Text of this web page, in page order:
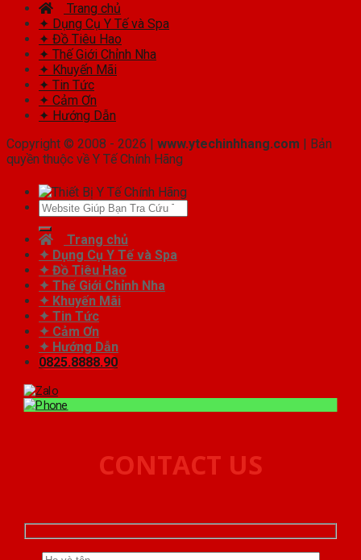
Trang chủ
✦ Dụng Cụ Y Tế và Spa
✦ Đồ Tiêu Hao
✦ Thế Giới Chỉnh Nha
✦ Khuyến Mãi
✦ Tin Tức
✦ Cảm Ơn
✦ Hướng Dẫn
Copyright © 2008 - 2026 |
www.ytechinhhang.com | Bản
quyền thuộc về Y Tế Chính Hãng
Tìm
Trang chủ
✦ Dụng Cụ Y Tế và Spa
✦ Đồ Tiêu Hao
✦ Thế Giới Chỉnh Nha
✦ Khuyến Mãi
✦ Tin Tức
✦ Cảm Ơn
✦ Hướng Dẫn
0825.8888.90
CONTACT US